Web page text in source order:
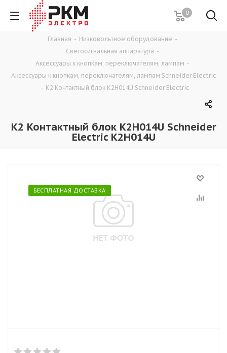
0
Главная - Низковольтное оборудование -
Светосигнальная аппаратура -
Аксессуары к кнопкам, переключателям, лампам -
Аксессуары к кнопкам, переключателям, лампам Schneider Electric
- К2 Контактный блок K2H014U Schneider Electric
К2 Контактный блок K2H014U Schneider
Electric K2H014U
БЕСПЛАТНАЯ ДОСТАВКА